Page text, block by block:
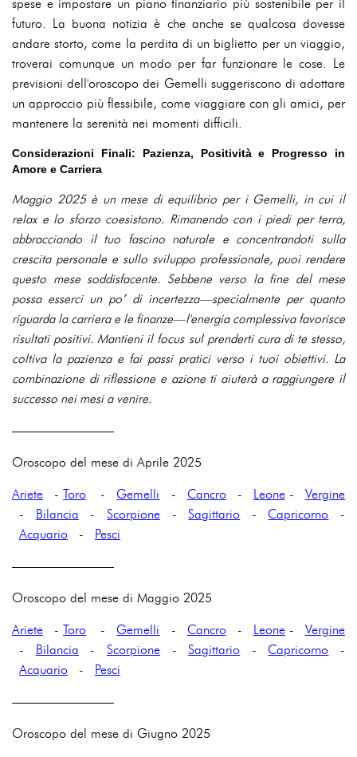
spese e impostare un piano finanziario più sostenibile per il
futuro. La buona notizia è che anche se qualcosa dovesse
andare storto, come la perdita di un biglietto per un viaggio,
troverai comunque un modo per far funzionare le cose. Le
previsioni dell'oroscopo dei Gemelli suggeriscono di adottare
un approccio più flessibile, come viaggiare con gli amici, per
mantenere la serenità nei momenti difficili.
Considerazioni Finali: Pazienza, Positività e Progresso in
Amore e Carriera
Maggio 2025 è un mese di equilibrio per i Gemelli, in cui il
relax e lo sforzo coesistono. Rimanendo con i piedi per terra,
abbracciando il tuo fascino naturale e concentrandoti sulla
crescita personale e sullo sviluppo professionale, puoi rendere
questo mese soddisfacente. Sebbene verso la fine del mese
possa esserci un po’ di incertezza—specialmente per quanto
riguarda la carriera e le finanze—l'energia complessiva favorisce
risultati positivi. Mantieni il focus sul prenderti cura di te stesso,
coltiva la pazienza e fai passi pratici verso i tuoi obiettivi. La
combinazione di riflessione e azione ti aiuterà a raggiungere il
successo nei mesi a venire.
————————
Oroscopo del mese di Aprile 2025
Ariete -Toro - Gemelli - Cancro- Leone-Vergine
-
Bilancia -Scorpione -Sagittario - Capricorno -
Acquario - Pesci
————————
Oroscopo del mese di Maggio 2025
Ariete -Toro - Gemelli - Cancro- Leone-Vergine
-
Bilancia -Scorpione -Sagittario - Capricorno -
Acquario - Pesci
————————
Oroscopo del mese di Giugno 2025